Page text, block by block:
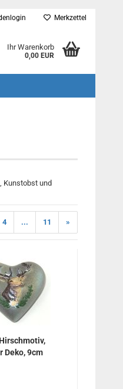
Merkzettel
Ihr Warenkorb
0,00 EUR
Kunstobst und
4 ... 11 »
Deko, 9cm